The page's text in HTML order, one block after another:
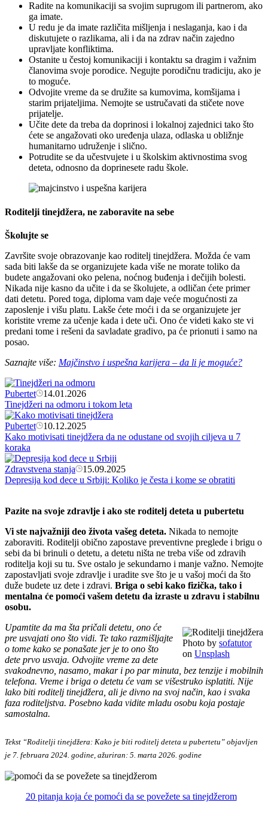
Radite na komunikaciji sa svojim suprugom ili partnerom, ako
ga imate.
U redu je da imate različita mišljenja i neslaganja, kao i da
diskutujete o razlikama, ali i da na zdrav način zajedno
upravljate konfliktima.
Ostanite u čestoj komunikaciji i kontaktu sa dragim i važnim
članovima svoje porodice. Negujte porodičnu tradiciju, ako je
to moguće.
Odvojite vreme da se družite sa kumovima, komšijama i
starim prijateljima. Nemojte se ustručavati da stičete nove
prijatelje.
Učite dete da treba da doprinosi i lokalnoj zajednici tako što
ćete se angažovati oko uređenja ulaza, odlaska u obližnje
humanitarno udruženje i slično.
Potrudite se da učestvujete i u školskim aktivnostima svog
deteta, odnosno da doprinesete radu škole.
Roditelji tinejdžera, ne zaboravite na sebe
Školujte se
Završite svoje obrazovanje kao roditelj tinejdžera. Možda će vam
sada biti lakše da se organizujete kada više ne morate toliko da
budete angažovani oko pelena, noćnog buđenja i dečijih bolesti.
Nikada nije kasno da učite i da se školujete, a odličan ćete primer
dati detetu. Pored toga, diploma vam daje veće mogućnosti za
zaposlenje i višu platu. Lakše ćete moći i da se organizujete jer
koristite vreme za učenje kada i dete uči. Ono će videti kako ste vi
predani tome i rešeni da savladate gradivo, pa će prionuti i samo na
posao.
Saznajte više: Majčinstvo i uspešna karijera – da li je moguće?
Pubertet
14.01.2026
Tinejdžeri na odmoru i tokom leta
Pubertet
10.12.2025
Kako motivisati tinejdžera da ne odustane od svojih ciljeva u 7
koraka
Zdravstvena stanja
15.09.2025
Depresija kod dece u Srbiji: Koliko je česta i kome se obratiti
Pazite na svoje zdravlje i ako ste roditelj deteta u pubertetu
Vi ste najvažniji deo života vašeg deteta. Nikada to nemojte
zaboraviti. Roditelji obično zapostave preventivne preglede i brigu o
sebi da bi brinuli o detetu, a detetu ništa ne treba više od zdravih
roditelja koji su tu. Sve ostalo je sekundarno i manje važno. Nemojte
zapostavljati svoje zdravlje i uradite sve što je u vašoj moći da što
duže budete uz dete i zdravi. Briga o sebi kako fizička, tako i
mentalna će pomoći vašem detetu da izraste u zdravu i stabilnu
osobu.
Photo by sofatutor
on Unsplash
Upamtite da ma šta pričali detetu, ono će
pre usvajati ono što vidi. Te tako razmišljajte
o tome kako se ponašate jer je to ono što
dete prvo usvaja. Odvojite vreme za dete
svakodnevno, nasamo, makar i po par minuta, bez tenzije i mobilnih
telefona. Vreme i briga o detetu će vam se višestruko isplatiti. Nije
lako biti roditelj tinejdžera, ali je divno na svoj način, kao i svaka
faza roditeljstva. Posebno kada vidite mladu osobu koja postaje
samostalna.
Tekst “Roditelji tinejdžera: Kako je biti roditelj deteta u pubertetu” objavljen
je 7. februara 2024. godine, ažuriran: 5. marta 2026. godine
20 pitanja koja će pomoći da se povežete sa tinejdžerom